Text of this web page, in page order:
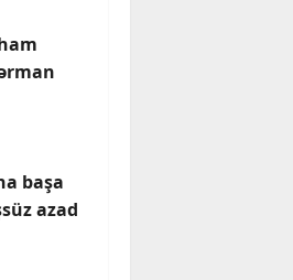
başa
azad